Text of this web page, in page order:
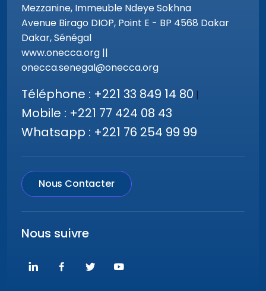
Mezzanine, Immeuble Ndeye Sokhna
Avenue Birago DIOP, Point E - BP 4568 Dakar
Dakar, Sénégal
www.onecca.org ||
onecca.senegal@onecca.org
Téléphone : +221 33 849 14 80 |
Mobile : +221 77 424 08 43
Whatsapp : +221 76 254 99 99
Nous Contacter
Nous suivre